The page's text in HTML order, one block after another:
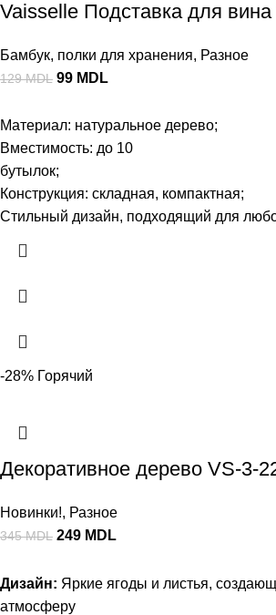
Vaisselle Подставка для
Бамбук, полки для хранения, Разное
129MDL 99 MDL
Материал: натуральное дерево;
Вместимость: до 10
бутылок;
Конструкция: складная, компактная;
Стильный дизайн, подходящий для
-28% Горячий
Декоративное дерево VS-3-
Новинки!, Разное
345MDL 249 MDL
Дизайн: Яркие ягоды и листья,
атмосферу